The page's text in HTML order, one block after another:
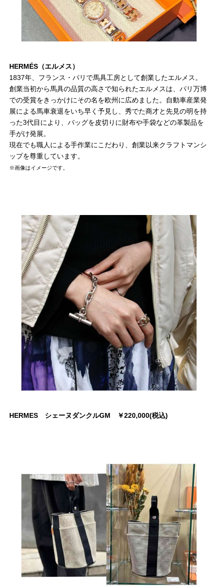
HERMÉS（エルメス）
1837年、フランス・パリで馬具工房として創業したエルメス。
創業当初から馬具の品質の高さで知られたエルメスは、パリ万博
での受賞をきっかけにその名を欧州に広めました。自動車産業発
展による馬車衰退をいち早く予見し、秀でた商才と先見の明を持
った3代目により、バッグを皮切りに財布や手袋などの革製品を
手がけ発展。
現在でも職人による手作業にこだわり、創業以来クラフトマンシ
ップを尊重しています。
※画像はイメージです。
HERMES シェーヌダンクルGM ￥220,000(税込)